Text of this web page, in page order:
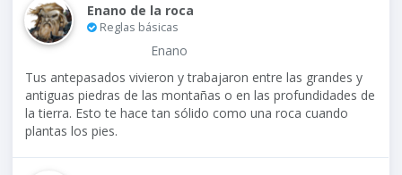
Enano de la roca
Reglas básicas
Enano
Tus antepasados vivieron y trabajaron entre las grandes y
antiguas piedras de las montañas o en las profundidades de
la tierra. Esto te hace tan sólido como una roca cuando
plantas los pies.